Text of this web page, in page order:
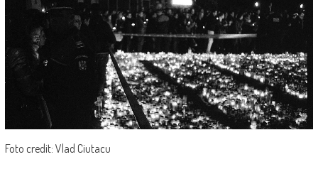
Foto credit: Vlad Ciutacu